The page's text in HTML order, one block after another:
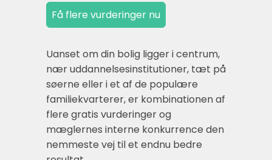
Uanset om din bolig ligger i centrum,
nær uddannelsesinstitutioner, tæt på
søerne eller i et af de populære
familiekvarterer, er kombinationen af
flere gratis vurderinger og
mæglernes interne konkurrence den
nemmeste vej til et endnu bedre